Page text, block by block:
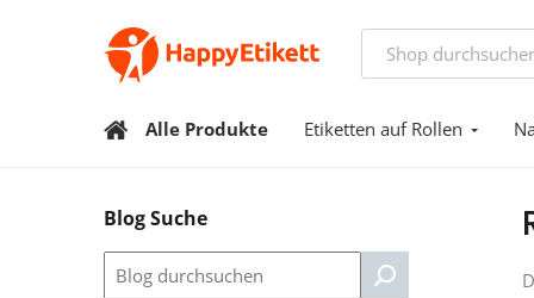
Alle Produkte Etiketten auf Rollen
Blog Suche